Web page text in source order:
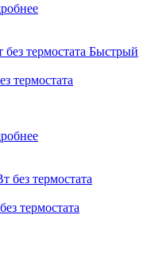
Быстрый
термостата
термостата